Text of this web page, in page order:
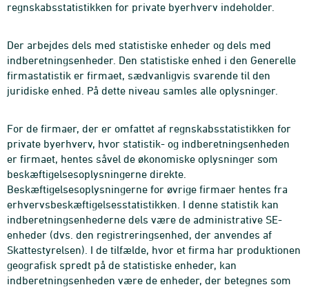
regnskabsstatistikken for private byerhverv indeholder.
Der arbejdes dels med statistiske enheder og dels med
indberetningsenheder. Den statistiske enhed i den Generelle
firmastatistik er firmaet, sædvanligvis svarende til den
juridiske enhed. På dette niveau samles alle oplysninger.
For de firmaer, der er omfattet af regnskabsstatistikken for
private byerhverv, hvor statistik- og indberetningsenheden
er firmaet, hentes såvel de økonomiske oplysninger som
beskæftigelsesoplysningerne direkte.
Beskæftigelsesoplysningerne for øvrige firmaer hentes fra
erhvervsbeskæftigelsesstatistikken. I denne statistik kan
indberetningsenhederne dels være de administrative SE-
enheder (dvs. den registreringsenhed, der anvendes af
Skattestyrelsen). I de tilfælde, hvor et firma har produktionen
geografisk spredt på de statistiske enheder, kan
indberetningsenheden være de enheder, der betegnes som